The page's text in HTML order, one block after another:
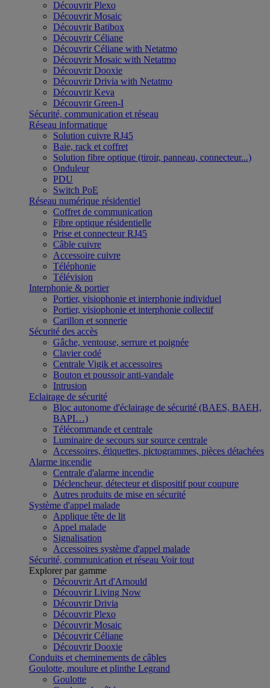
Découvrir Plexo
Découvrir Mosaic
Découvrir Batibox
Découvrir Céliane
Découvrir Céliane with Netatmo
Découvrir Mosaic with Netatmo
Découvrir Dooxie
Découvrir Drivia with Netatmo
Découvrir Keva
Découvrir Green-I
Sécurité, communication et réseau
Réseau informatique
Solution cuivre RJ45
Baie, rack et coffret
Solution fibre optique (tiroir, panneau, connecteur...)
Onduleur
PDU
Switch PoE
Réseau numérique résidentiel
Coffret de communication
Fibre optique résidentielle
Prise et connecteur RJ45
Câble cuivre
Accessoire cuivre
Téléphonie
Télévision
Interphonie & portier
Portier, visiophonie et interphonie individuel
Portier, visiophonie et interphonie collectif
Carillon et sonnerie
Sécurité des accès
Gâche, ventouse, serrure et poignée
Clavier codé
Centrale Vigik et accessoires
Bouton et poussoir anti-vandale
Intrusion
Eclairage de sécurité
Bloc autonome d'éclairage de sécurité (BAES, BAEH,
BAPI…)
Télécommande et centrale
Luminaire de secours sur source centrale
Accessoires, étiquettes, pictogrammes, pièces détachées
Alarme incendie
Centrale d'alarme incendie
Déclencheur, détecteur et dispositif pour coupure
Autres produits de mise en sécurité
Système d'appel malade
Applique tête de lit
Appel malade
Signalisation
Accessoires système d'appel malade
Sécurité, communication et réseau Voir tout
Explorer par gamme
Découvrir Art d'Arnould
Découvrir Living Now
Découvrir Drivia
Découvrir Plexo
Découvrir Mosaic
Découvrir Céliane
Découvrir Dooxie
Conduits et cheminements de câbles
Goulotte, moulure et plinthe Legrand
Goulotte